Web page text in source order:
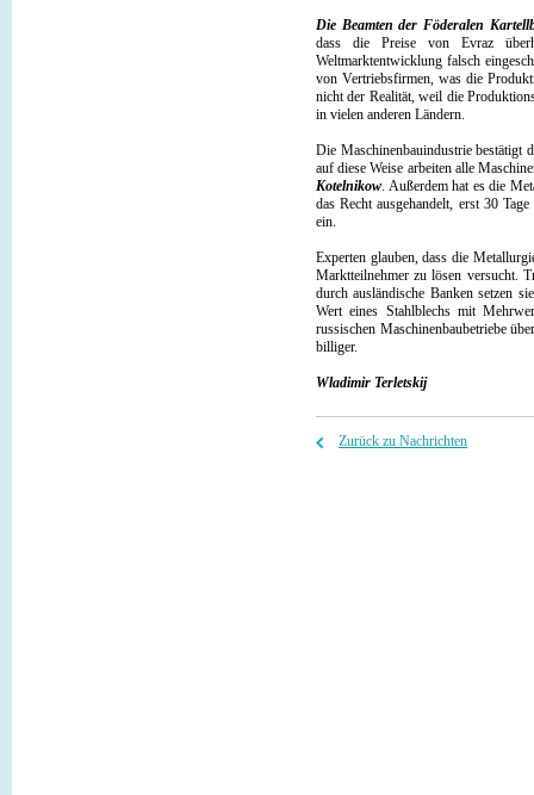
Die Beamten der Föderalen
dass die Preise von Evraz
Weltmarktentwicklung falsch
von Vertriebsfirmen, was die
nicht der Realität, weil die
in vielen anderen Ländern.
Die Maschinenbauindustrie bestätigt
auf diese Weise arbeiten alle
Kotelnikow. Außerdem hat es die
das Recht ausgehandelt, erst 30
ein.
Experten glauben, dass die
Marktteilnehmer zu lösen versucht.
durch ausländische Banken setzen
Wert eines Stahlblechs mit
russischen Maschinenbaubetriebe
billiger.
Wladimir Terletskij
Zurück zu Nachrichten